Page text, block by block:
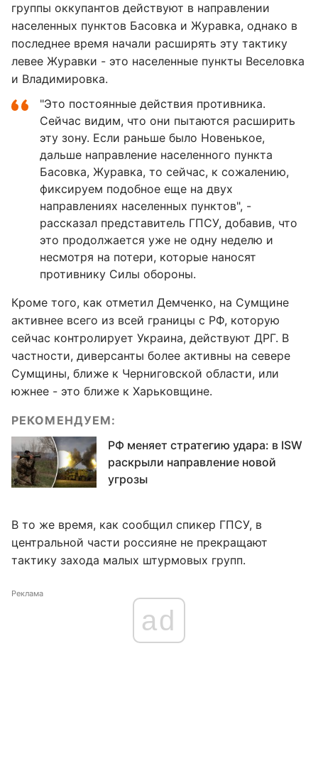
группы оккупантов действуют в направлении
населенных пунктов Басовка и Журавка, однако в
последнее время начали расширять эту тактику
левее Журавки - это населенные пункты Веселовка
и Владимировка.
"Это постоянные действия противника.
Сейчас видим, что они пытаются расширить
эту зону. Если раньше было Новенькое,
дальше направление населенного пункта
Басовка, Журавка, то сейчас, к сожалению,
фиксируем подобное еще на двух
направлениях населенных пунктов", -
рассказал представитель ГПСУ, добавив, что
это продолжается уже не одну неделю и
несмотря на потери, которые наносят
противнику Силы обороны.
Кроме того, как отметил Демченко, на Сумщине
активнее всего из всей границы с РФ, которую
сейчас контролирует Украина, действуют ДРГ. В
частности, диверсанты более активны на севере
Сумщины, ближе к Черниговской области, или
южнее - это ближе к Харьковщине.
РЕКОМЕНДУЕМ:
РФ меняет стратегию удара: в ISW
раскрыли направление новой
угрозы
В то же время, как сообщил спикер ГПСУ, в
центральной части россияне не прекращают
тактику захода малых штурмовых групп.
Реклама
ad